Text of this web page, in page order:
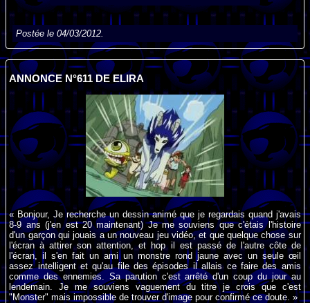
Postée le 04/03/2012.
ANNONCE N°611 DE ELIRA
« Bonjour, Je recherche un dessin animé que je regardais quand j'avais
8-9 ans (j'en est 20 maintenant) Je me souviens que c'étais l'histoire
d'un garçon qui jouais a un nouveau jeu vidéo, et que quelque chose sur
l'écran à attirer son attention, et hop il est passé de l'autre côte de
l'écran, il s'en fait un ami un monstre rond jaune avec un seule œil
assez intelligent et qu'au file des épisodes il allais ce faire des amis
comme des ennemies. Sa parution c'est arrêté d'un coup du jour au
lendemain. Je me souviens vaguement du titre je crois que c'est
"Monster" mais impossible de trouver d'image pour confirmé ce doute. »